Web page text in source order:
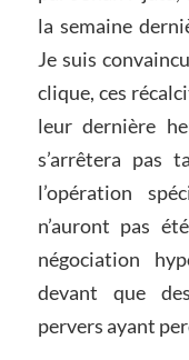
la semaine
Je suis
clique, ces
leur dernière
s’arrêtera pas
l’opération
n’auront pas
négociation
devant que
pervers ayant